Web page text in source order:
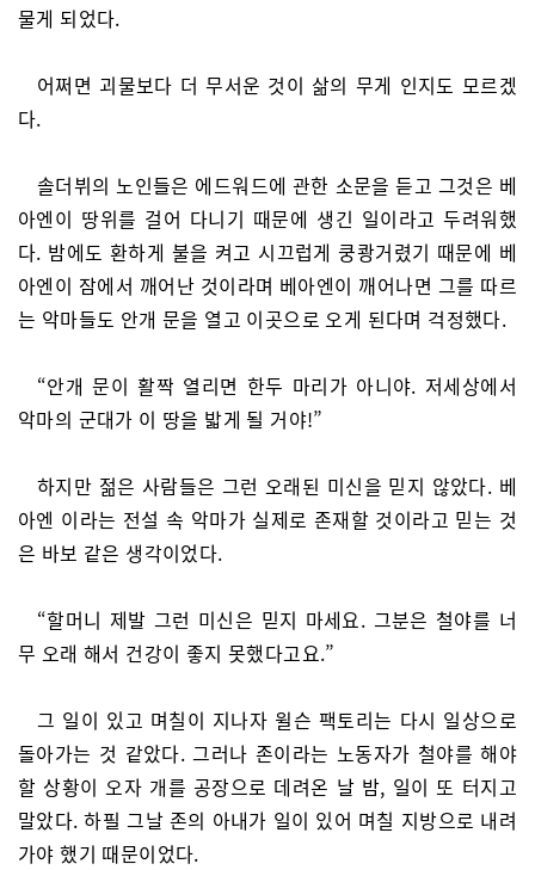
물게 되었다.
어쩌면 괴물보다 더 무서운 것이 삶의 무게 인지도 모르겠
다.
솔더뷔의 노인들은 에드워드에 관한 소문을 듣고 그것은 베
아엔이 땅위를 걸어 다니기 때문에 생긴 일이라고 두려워했
다. 밤에도 환하게 불을 켜고 시끄럽게 쿵쾅거렸기 때문에 베
아엔이 잠에서 깨어난 것이라며 베아엔이 깨어나면 그를 따르
는 악마들도 안개 문을 열고 이곳으로 오게 된다며 걱정했다.
“안개 문이 활짝 열리면 한두 마리가 아니야. 저세상에서
악마의 군대가 이 땅을 밟게 될 거야!”
하지만 젊은 사람들은 그런 오래된 미신을 믿지 않았다. 베
아엔 이라는 전설 속 악마가 실제로 존재할 것이라고 믿는 것
은 바보 같은 생각이었다.
“할머니 제발 그런 미신은 믿지 마세요. 그분은 철야를 너
무 오래 해서 건강이 좋지 못했다고요.”
그 일이 있고 며칠이 지나자 윌슨 팩토리는 다시 일상으로
돌아가는 것 같았다. 그러나 존이라는 노동자가 철야를 해야
할 상황이 오자 개를 공장으로 데려온 날 밤, 일이 또 터지고
말았다. 하필 그날 존의 아내가 일이 있어 며칠 지방으로 내려
가야 했기 때문이었다.